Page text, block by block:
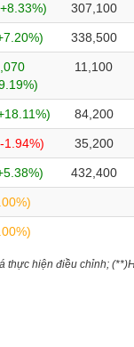
307,100
338,500
11,100
84,200
1.94%) 35,200
432,400
thực hiện điều chỉnh;